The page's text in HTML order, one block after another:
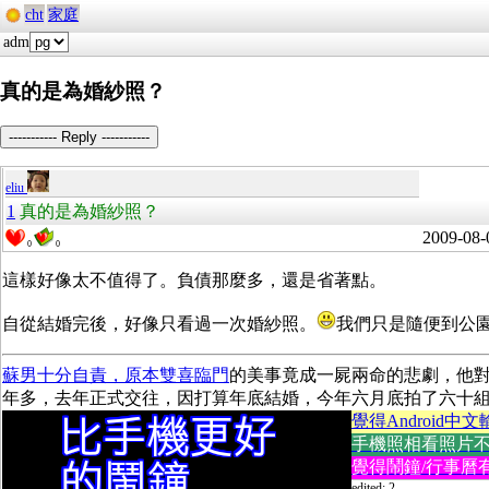
cht 家庭
adm
真的是為婚紗照？
----------- Reply -----------
eliu
1 真的是為婚紗照？
0 0 2009-08-
這樣好像太不值得了。負債那麼多，還是省著點。
自從結婚完後，好像只看過一次婚紗照。 我們只是隨便到公
蘇男十分自責，原本雙喜臨門的美事竟成一屍兩命的悲劇，他
年多，去年正式交往，因打算年底結婚，今年六月底拍了六十
覺得Android中文
手機照相看照片
覺得鬧鐘/行事曆